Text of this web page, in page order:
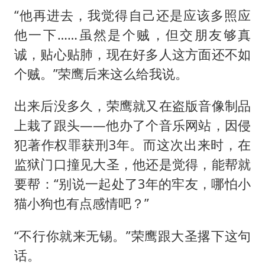
“他再进去，我觉得自己还是应该多照应
他一下……虽然是个贼，但交朋友够真
诚，贴心贴肺，现在好多人这方面还不如
个贼。”荣鹰后来这么给我说。
出来后没多久，荣鹰就又在盗版音像制品
上栽了跟头——他办了个音乐网站，因侵
犯著作权罪获刑3年。而这次出来时，在
监狱门口撞见大圣，他还是觉得，能帮就
要帮：“别说一起处了3年的牢友，哪怕小
猫小狗也有点感情吧？”
“不行你就来无锡。”荣鹰跟大圣撂下这句
话。